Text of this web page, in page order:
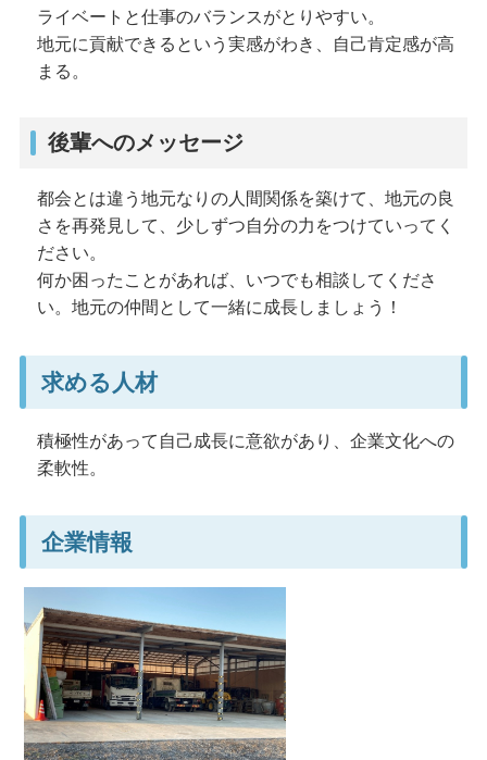
ライベートと仕事のバランスがとりやすい。
地元に貢献できるという実感がわき、自己肯定感が高
まる。
後輩へのメッセージ
都会とは違う地元なりの人間関係を築けて、地元の良
さを再発見して、少しずつ自分の力をつけていってく
ださい。
何か困ったことがあれば、いつでも相談してくださ
い。地元の仲間として一緒に成長しましょう！
求める人材
積極性があって自己成長に意欲があり、企業文化への
柔軟性。
企業情報